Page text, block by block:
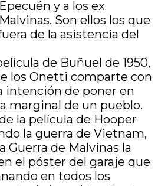
y a los ex
Son ellos los que
de la asistencia del
de Buñuel de 1950,
los Onetti comparte con
intención de poner en
marginal de un pueblo.
la película de Hooper
la guerra de Vietnam,
Guerra de Malvinas la
el póster del garaje que
en todos los